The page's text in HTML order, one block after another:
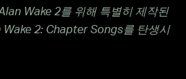
Wake 2를 위해 특별히 제작된
Wake 2: Chapter Songs를 탄생시